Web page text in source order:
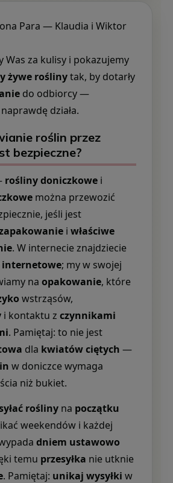
Para — Klaudia i Wiktor
Was za kulisy i pokazujemy
żywe roślinytak, by dotarły
do odbiorcy —
działa.
roślin przez
bezpieczne?
rośliny doniczkowe i
można przewozić
jeśli jest
i właściwe
. W internecie znajdziecie
internetowe; my w swojej
na opakowanie, które
wstrząsów,
i kontaktu z czynnikami
. Pamiętaj: to nie jest
dla kwiatów ciętych —
w doniczce wymaga
niż bukiet.
rośliny na początku
weekendów i każdej
dniem ustawowo
temu przesyłka nie utknie
. Pamiętaj: unikaj wysyłki w